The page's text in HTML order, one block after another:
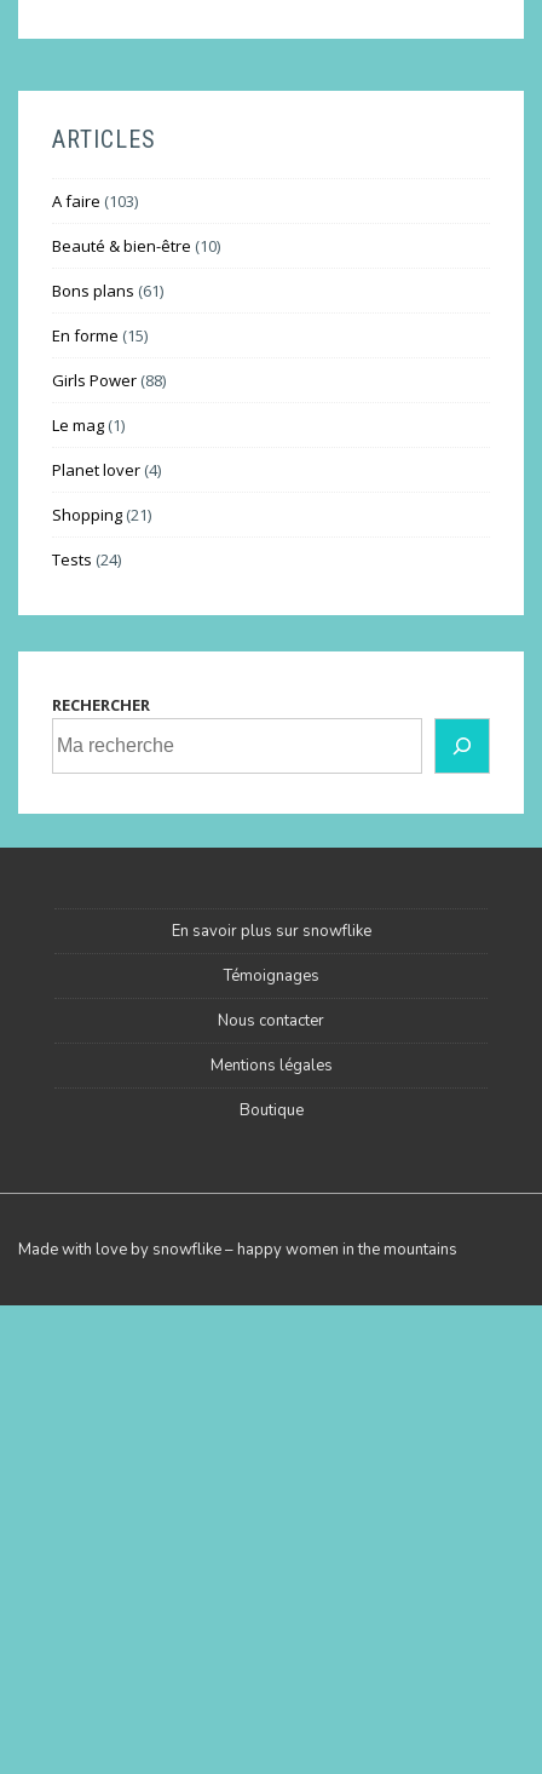
ARTICLES
A faire (103)
Beauté & bien-être (10)
Bons plans (61)
En forme (15)
Girls Power (88)
Le mag (1)
Planet lover (4)
Shopping (21)
Tests (24)
RECHERCHER
En savoir plus sur snowflike
Témoignages
Nous contacter
Mentions légales
Boutique
Made with love by snowflike – happy women in the mountains